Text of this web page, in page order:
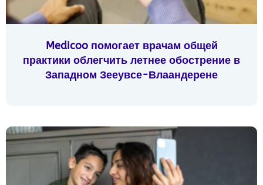
Medicoo помогает врачам общей
практики облегчить летнее обострение в
Западном Зееувсе-Влаандерене